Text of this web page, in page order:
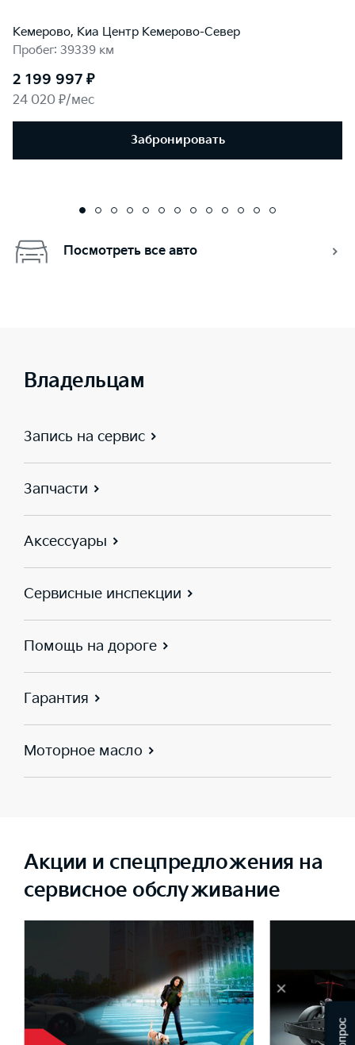
Кемерово, Киа Центр Кемерово-Север
Пробег: 39339 км
2 199 997 ₽
24 020 ₽/мес
Забронировать
Посмотреть все авто
Владельцам
Запись на сервис
Запчасти
Аксессуары
Сервисные инспекции
Помощь на дороге
Гарантия
Моторное масло
Акции и спецпредложения на
сервисное обслуживание
×